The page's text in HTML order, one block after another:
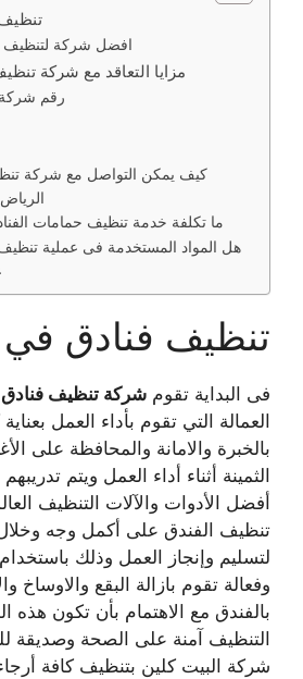
افضل شركة لتنظيف
مزايا التعاقد مع شركة
رقم
كيف يمكن التواصل مع شركة
ما تكلفة خدمة تنظيف حمامات
هل المواد المستخدمة فى عملية تنظيف
تنظيف فنادق في
فى البداية تقوم شركة تنظيف فنادق
العمالة التي تقوم بأداء العمل
بالخبرة والامانة والمحافظة على
الثمينة أثناء أداء العمل ويتم
أفضل الأدوات والآلات التنظيف
تنظيف الفندق على أكمل وجه
لتسليم وإنجاز العمل وذلك
وفعالة تقوم بازالة البقع والاوساخ
بالفندق مع الاهتمام بأن تكون هذه
التنظيف آمنة على الصحة وصديقة
شركة البيت كلين بتنظيف كافة